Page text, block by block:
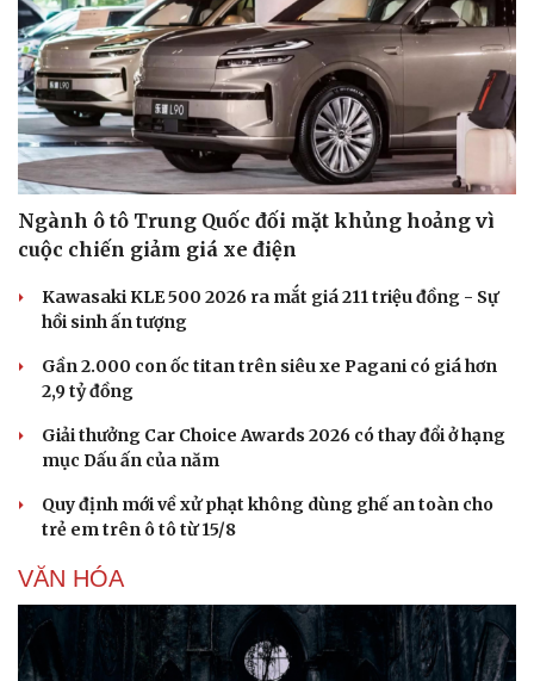
Văn hóa
Sân khấu - Điện ảnh
Văn học
Giải trí
Nghệ sĩ
Thời trang
Ngành ô tô Trung Quốc đối mặt khủng hoảng vì
cuộc chiến giảm giá xe điện
Kawasaki KLE 500 2026 ra mắt giá 211 triệu đồng - Sự
hồi sinh ấn tượng
Gần 2.000 con ốc titan trên siêu xe Pagani có giá hơn
2,9 tỷ đồng
Giải thưởng Car Choice Awards 2026 có thay đổi ở hạng
mục Dấu ấn của năm
Quy định mới về xử phạt không dùng ghế an toàn cho
trẻ em trên ô tô từ 15/8
VĂN HÓA